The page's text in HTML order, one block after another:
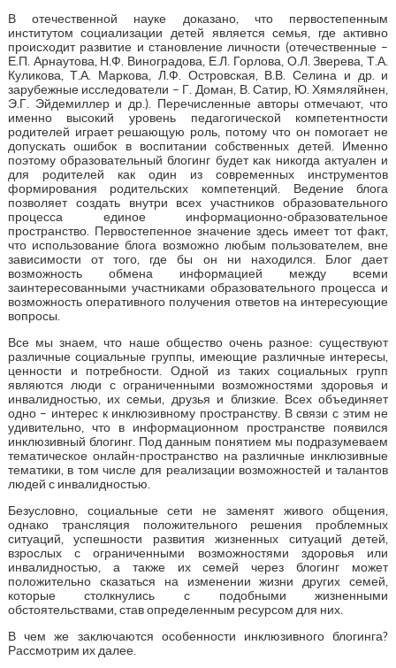
В отечественной науке доказано, что первостепенным
институтом социализации детей является семья, где активно
происходит развитие и становление личности (отечественные –
Е.П. Арнаутова, Н.Ф. Виноградова, Е.Л. Горлова, О.Л. Зверева, Т.А.
Куликова, Т.А. Маркова, Л.Ф. Островская, В.В. Селина и др. и
зарубежные исследователи – Г. Доман, В. Сатир, Ю. Хямяляйнен,
Э.Г. Эйдемиллер и др.). Перечисленные авторы отмечают, что
именно высокий уровень педагогической компетентности
родителей играет решающую роль, потому что он помогает не
допускать ошибок в воспитании собственных детей. Именно
поэтому образовательный блогинг будет как никогда актуален и
для родителей как один из современных инструментов
формирования родительских компетенций. Ведение блога
позволяет создать внутри всех участников образовательного
процесса единое информационно-образовательное
пространство. Первостепенное значение здесь имеет тот факт,
что использование блога возможно любым пользователем, вне
зависимости от того, где бы он ни находился. Блог дает
возможность обмена информацией между всеми
заинтересованными участниками образовательного процесса и
возможность оперативного получения ответов на интересующие
вопросы.
Все мы знаем, что наше общество очень разное: существуют
различные социальные группы, имеющие различные интересы,
ценности и потребности. Одной из таких социальных групп
являются люди с ограниченными возможностями здоровья и
инвалидностью, их семьи, друзья и близкие. Всех объединяет
одно – интерес к инклюзивному пространству. В связи с этим не
удивительно, что в информационном пространстве появился
инклюзивный блогинг. Под данным понятием мы подразумеваем
тематическое онлайн-пространство на различные инклюзивные
тематики, в том числе для реализации возможностей и талантов
людей с инвалидностью.
Безусловно, социальные сети не заменят живого общения,
однако трансляция положительного решения проблемных
ситуаций, успешности развития жизненных ситуаций детей,
взрослых с ограниченными возможностями здоровья или
инвалидностью, а также их семей через блогинг может
положительно сказаться на изменении жизни других семей,
которые столкнулись с подобными жизненными
обстоятельствами, став определенным ресурсом для них.
В чем же заключаются особенности инклюзивного блогинга?
Рассмотрим их далее.